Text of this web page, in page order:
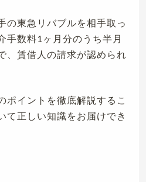
の東急リバブルを相手取っ
手数料1ヶ月分のうち半月
、賃借人の請求が認められ
ポイントを徹底解説するこ
て正しい知識をお届けでき